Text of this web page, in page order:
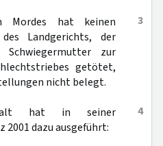
3
Mordes hat keinen
Landgerichts, der
zur
getötet,
nicht belegt.
4
hat in seiner
2001 dazu ausgeführt: